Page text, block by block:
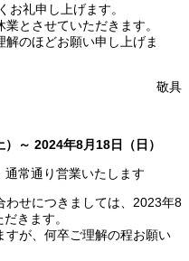
お礼申し上げます。
とさせていただきます。
のほどお願い申し上げま
敬具
～ 2024年8月18日（日）
常通り営業いたします
わせにつきましては、2023年8
きます。
すが、何卒ご理解の程お願い